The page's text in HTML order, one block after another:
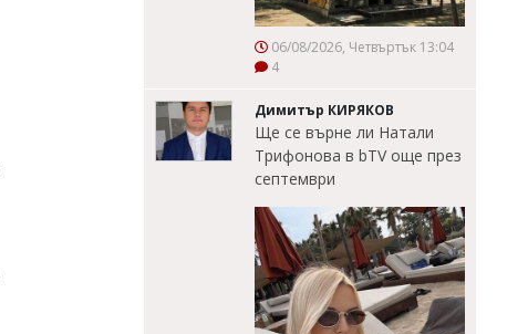
06/08/2026, Четвъртък 13:04
4
Димитър КИРЯКОВ
Ще се върне ли Натали
Трифонова в bTV още през
септември